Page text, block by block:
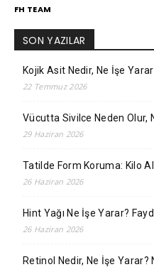
FH TEAM
SON YAZILAR
Kojik Asit Nedir, Ne İşe
22 Temmuz 2026
Vücutta Sivilce Neden Olur,
29 Haziran 2026
Tatilde Form Koruma: Kilo
26 Haziran 2026
Hint Yağı Ne İşe Yarar?
26 Haziran 2026
Retinol Nedir, Ne İşe Yarar?